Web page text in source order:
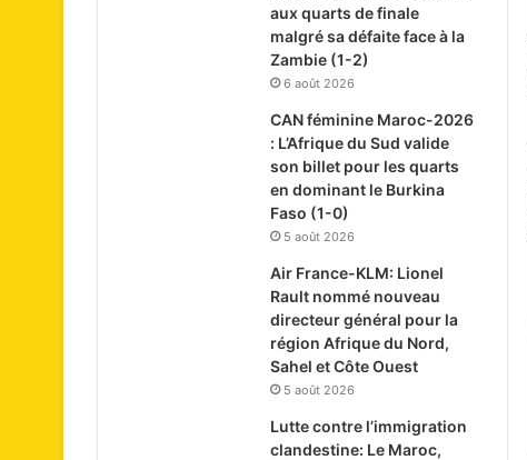
aux quarts de finale
malgré sa défaite face à la
Zambie (1-2)
6 août 2026
CAN féminine Maroc-2026
: L’Afrique du Sud valide
son billet pour les quarts
en dominant le Burkina
Faso (1-0)
5 août 2026
Air France-KLM: Lionel
Rault nommé nouveau
directeur général pour la
région Afrique du Nord,
Sahel et Côte Ouest
5 août 2026
Lutte contre l’immigration
clandestine: Le Maroc,